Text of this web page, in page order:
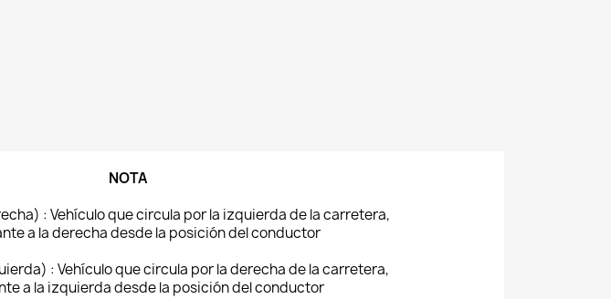
NOTA
: Vehículo que circula por la izquierda de la carretera,
a la derecha desde la posición del conductor
: Vehículo que circula por la derecha de la carretera,
a la izquierda desde la posición del conductor